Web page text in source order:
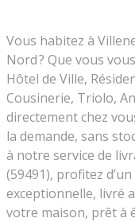
Vous habitez à
Nord ? Que vous
Hôtel de Ville,
Cousinerie, Triolo,
directement chez
la demande, sans
à notre service de
(59491), profitez
exceptionnelle, livré
votre maison, prêt à